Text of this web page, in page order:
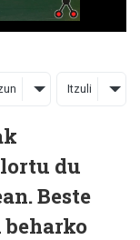
Itzuli
du
Beste